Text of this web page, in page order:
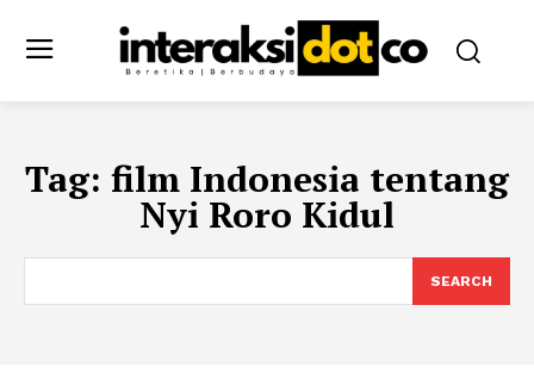
Tag: film Indonesia tentang
Nyi Roro Kidul
SEARCH